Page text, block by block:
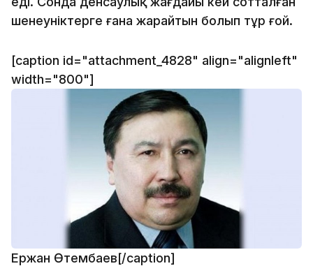
шенеуніктерге ғана жарайтын болып тұр ғой.
[caption id="attachment_4828" align="alignleft"
width="800"]
Ержан Өтембаев[/caption]